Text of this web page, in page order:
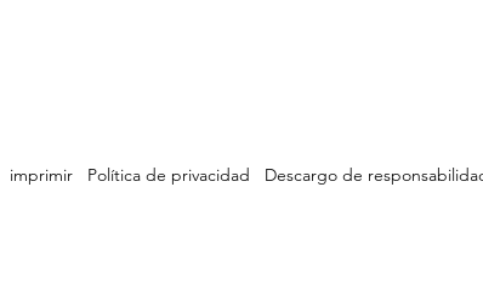
imprimir Política de privacidad
Descargo de